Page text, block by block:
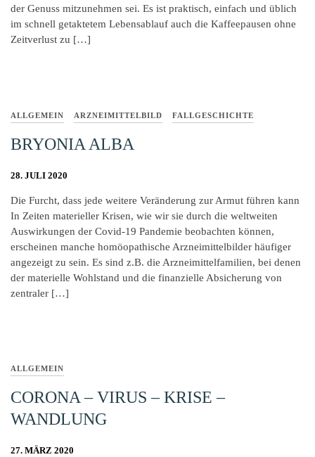
der Genuss mitzunehmen sei. Es ist praktisch, einfach und üblich
im schnell getaktetem Lebensablauf auch die Kaffeepausen ohne
Zeitverlust zu […]
ALLGEMEIN ARZNEIMITTELBILD FALLGESCHICHTE
BRYONIA ALBA
28. JULI 2020
Die Furcht, dass jede weitere Veränderung zur Armut führen kann
In Zeiten materieller Krisen, wie wir sie durch die weltweiten
Auswirkungen der Covid-19 Pandemie beobachten können,
erscheinen manche homöopathische Arzneimittelbilder häufiger
angezeigt zu sein. Es sind z.B. die Arzneimittelfamilien, bei denen
der materielle Wohlstand und die finanzielle Absicherung von
zentraler […]
ALLGEMEIN
CORONA – VIRUS – KRISE –
WANDLUNG
27. MÄRZ 2020